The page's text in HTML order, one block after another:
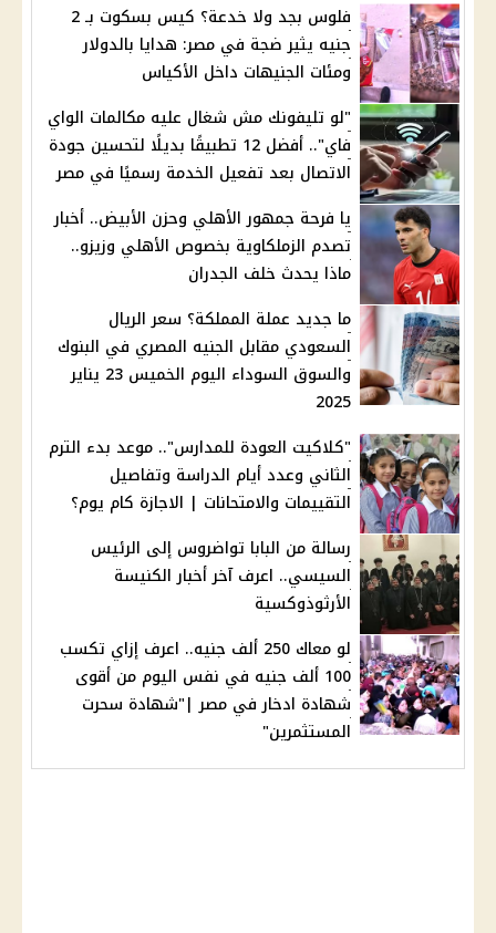
فلوس بجد ولا خدعة؟ كيس بسكوت بـ 2
جنيه يثير ضجة في مصر: هدايا بالدولار
ومئات الجنيهات داخل الأكياس
"لو تليفونك مش شغال عليه مكالمات الواي
فاي".. أفضل 12 تطبيقًا بديلًا لتحسين جودة
الاتصال بعد تفعيل الخدمة رسميًا في مصر
يا فرحة جمهور الأهلي وحزن الأبيض.. أخبار
تصدم الزملكاوية بخصوص الأهلي وزيزو..
ماذا يحدث خلف الجدران
ما جديد عملة المملكة؟ سعر الريال
السعودي مقابل الجنيه المصري في البنوك
والسوق السوداء اليوم الخميس 23 يناير
2025
"كلاكيت العودة للمدارس".. موعد بدء الترم
الثاني وعدد أيام الدراسة وتفاصيل
التقييمات والامتحانات | الاجازة كام يوم؟
رسالة من البابا تواضروس إلى الرئيس
السيسي.. اعرف آخر أخبار الكنيسة
الأرثوذوكسية
لو معاك 250 ألف جنيه.. اعرف إزاي تكسب
100 ألف جنيه في نفس اليوم من أقوى
شهادة ادخار في مصر |"شهادة سحرت
المستثمرين"